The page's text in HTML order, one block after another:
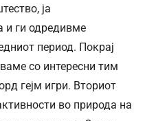
ја
и ги одредивме
период. Покрај
со интересни тим
гејм игри. Вториот
во природа на